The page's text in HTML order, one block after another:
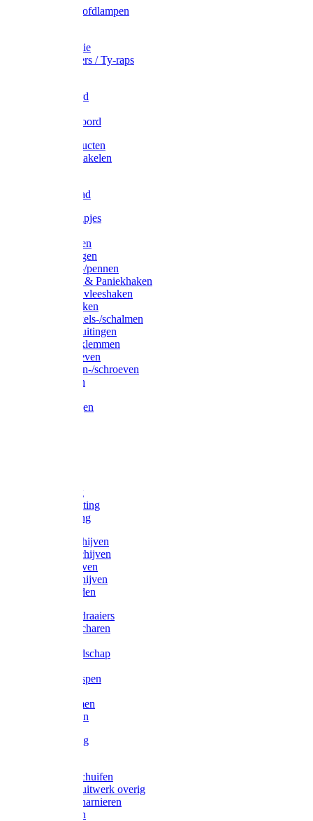
Zak- & Hoofdlampen
Tape en folie
Kabelbinders / Ty-raps
Metselkoord
Elastisch koord
Afdekproducten
Heffen en takelen
Waslijndraad
Simplexknipjes
Sleutelringen
Gelaste ringen
Borgveren-/pennen
Musketons & Paniekhaken
S-haken & vleeshaken
Karabijnhaken
Noodschakels-/schalmen
Harp-/D-sluitingen
Staaldraadklemmen
Spanschroeven
Ringmoeren-/schroeven
Puntkousen
Aanlegringen
Voetketting
Scheepsketting
Victorketting
Afbraamschijven
Doorslijpschijven
Lamelschijven
Diamantschijven
Laselektroden
Schroevendraaiers
Tangen / Scharen
Meetgereedschap
Vijlen / Raspen
Lijmklemmen
Waterpassen
Bouwbeslag
Grendels/schuifen
Hang en sluitwerk overig
Hengen/scharnieren
Scharnieren